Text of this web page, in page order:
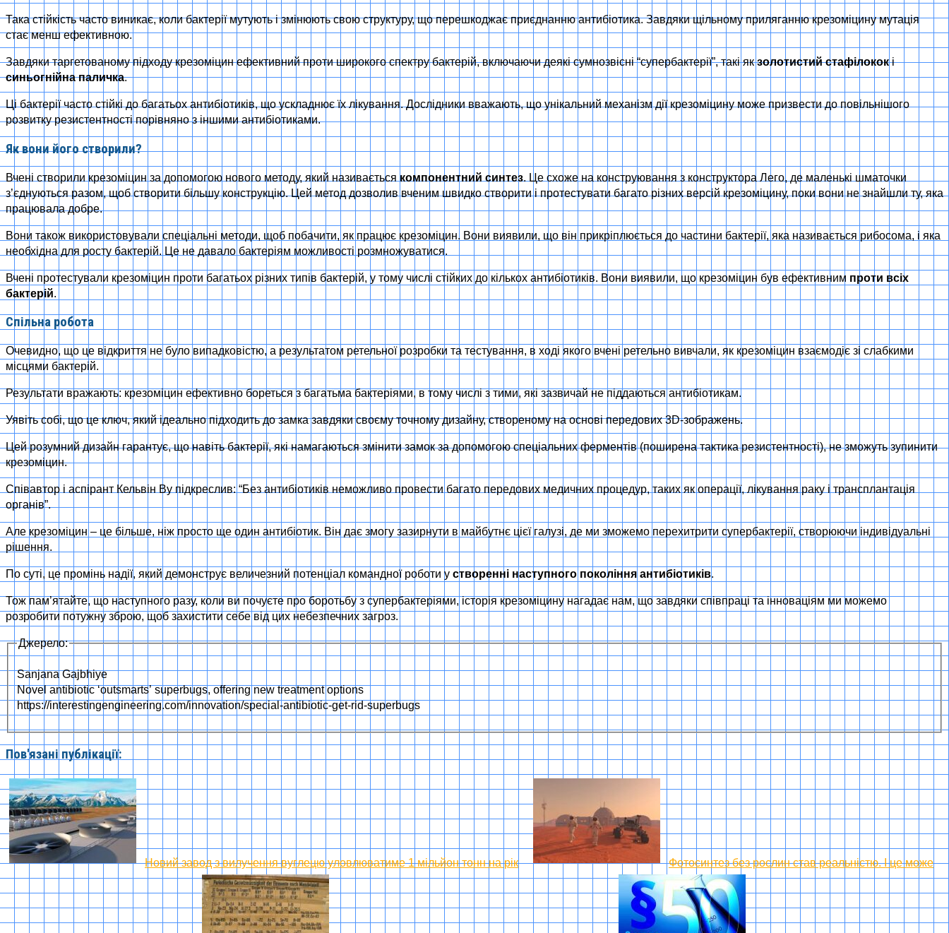
Така стійкість часто виникає, коли бактерії мутують і змінюють свою структуру, що перешкоджає приєднанню антибіотика. Завдяки щільному приляганню крезоміцину мутація
стає менш ефективною.
Завдяки таргетованому підходу крезоміцин ефективний проти широкого спектру бактерій, включаючи деякі сумнозвісні “супербактерії”, такі якзолотистий стафілококі
синьогнійна паличка.
Ці бактерії часто стійкі до багатьох антибіотиків, що ускладнює їх лікування. Дослідники вважають, що унікальний механізм дії крезоміцину може призвести до повільнішого
розвитку резистентності порівняно з іншими антибіотиками.
Як вони його створили?
Вчені створили крезоміцин за допомогою нового методу, який називається компонентний синтез. Це схоже на конструювання з конструктора Лего, де маленькі шматочки
з’єднуються разом, щоб створити більшу конструкцію. Цей метод дозволив вченим швидко створити і протестувати багато різних версій крезоміцину, поки вони не знайшли ту, яка
працювала добре.
Вони також використовували спеціальні методи, щоб побачити, як працює крезоміцин. Вони виявили, що він прикріплюється до частини бактерії, яка називається рибосома, і яка
необхідна для росту бактерій. Це не давало бактеріям можливості розмножуватися.
Вчені протестували крезоміцин проти багатьох різних типів бактерій, у тому числі стійких до кількох антибіотиків. Вони виявили, що крезоміцин був ефективним проти всіх
бактерій.
Спільна робота
Очевидно, що це відкриття не було випадковістю, а результатом ретельної розробки та тестування, в ході якого вчені ретельно вивчали, як крезоміцин взаємодіє зі слабкими
місцями бактерій.
Результати вражають: крезоміцин ефективно бореться з багатьма бактеріями, в тому числі з тими, які зазвичай не піддаються антибіотикам.
Уявіть собі, що це ключ, який ідеально підходить до замка завдяки своєму точному дизайну, створеному на основі передових 3D-зображень.
Цей розумний дизайн гарантує, що навіть бактерії, які намагаються змінити замок за допомогою спеціальних ферментів (поширена тактика резистентності), не зможуть зупинити
крезоміцин.
Співавтор і аспірант Кельвін Ву підкреслив: “Без антибіотиків неможливо провести багато передових медичних процедур, таких як операції, лікування раку і трансплантація
органів”.
Але крезоміцин – це більше, ніж просто ще один антибіотик. Він дає змогу зазирнути в майбутнє цієї галузі, де ми зможемо перехитрити супербактерії, створюючи індивідуальні
рішення.
По суті, це промінь надії, який демонструє величезний потенціал командної роботи у створенні наступного покоління антибіотиків.
Тож пам’ятайте, що наступного разу, коли ви почуєте про боротьбу з супербактеріями, історія крезоміцину нагадає нам, що завдяки співпраці та інноваціям ми можемо
розробити потужну зброю, щоб захистити себе від цих небезпечних загроз.
Джерело:
Sanjana Gajbhiye
Novel antibiotic ‘outsmarts’ superbugs, offering new treatment options
https://interestingengineering.com/innovation/special-antibiotic-get-rid-superbugs
Пов'язані публікації:
Новий завод з вилучення вуглецю уловлюватиме 1 мільйон тонн на рік Фотосинтез без рослин став реальністю. І це може